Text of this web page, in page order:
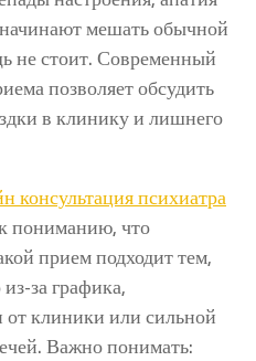
мешать обычной
не стоит. Современный
позволяет обсудить
в клинику и лишнего
консультация психиатра
пониманию, что
прием подходит тем,
за графика,
от клиники или сильной
Важно понимать: